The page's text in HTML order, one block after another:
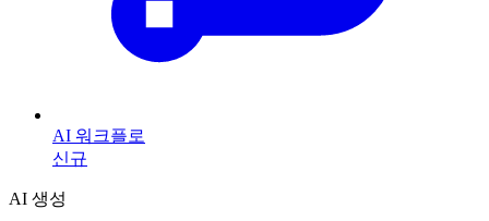
AI 워크플로
신규
AI 생성